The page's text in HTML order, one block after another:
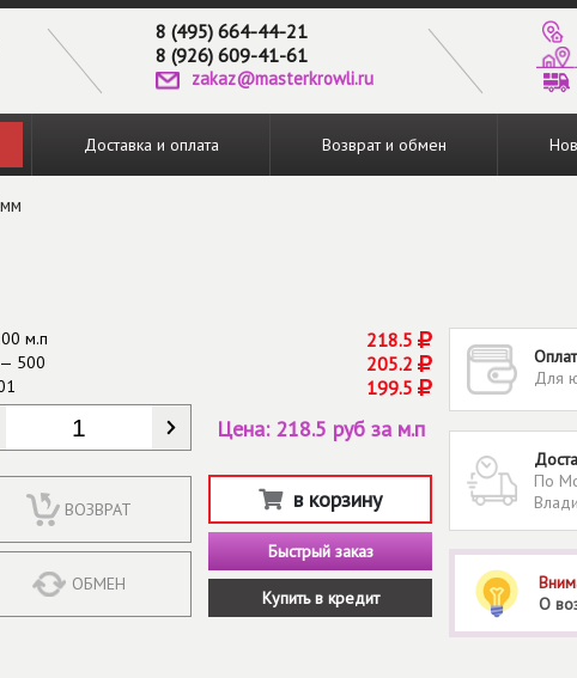
8 (495) 664-44-21
8 (926) 609-41-61
zakaz@masterkrowli.ru
Доставка и оплата Возврат и обмен
м.п 218.5
500 205.2
199.5
КОЛИЧЕСТВО*
ВОЗВРАТ
ОБМЕН
Цена: 218.5 руб за м.п
в корзину
Быстрый заказ
Купить в кредит
Для
По
О